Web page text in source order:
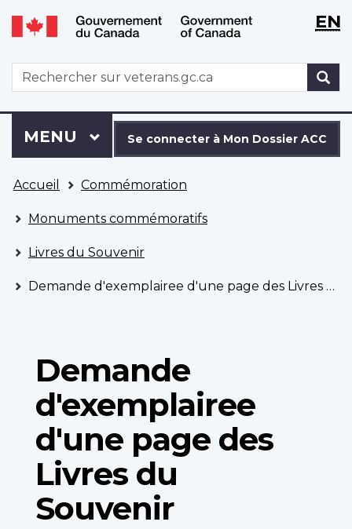
Aller
au
principal
Passer
à
version
HTML
simplifiée
WxT
WxTEN
WxT
Search
form
connecter
à
Dossier
ACC
Se connecter à Mon Dossier ACC
Menu
MENU PRINCIPAL
êtes
ici
Accueil Commémoration
Monuments commémoratifs
Livres du Souvenir
Demande d'exemplairee d'une page des Livres du Souvenir
Demande
d'exemplairee
d'une page des
Livres du
Souvenir